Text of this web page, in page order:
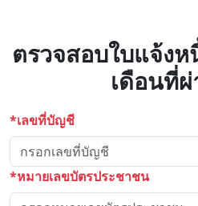
ตรวจสอบใบแจ้ง
เดือนที่
*เลขที่บัญชี
*หมายเลขบัตรประชาชน